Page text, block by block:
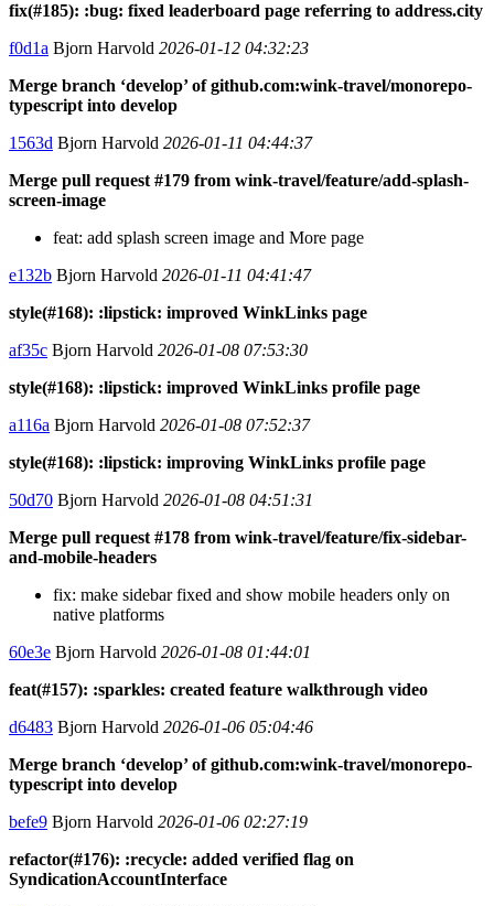
fix(#185): :bug: fixed leaderboard page referring to address.city
f0d1a Bjorn Harvold 2026-01-12 04:32:23
Merge branch ‘develop’ of github.com:wink-travel/monorepo-
typescript into develop
1563d Bjorn Harvold 2026-01-11 04:44:37
Merge pull request #179 from wink-travel/feature/add-splash-
screen-image
feat: add splash screen image and More page
e132b Bjorn Harvold 2026-01-11 04:41:47
style(#168): :lipstick: improved WinkLinks page
af35c Bjorn Harvold 2026-01-08 07:53:30
style(#168): :lipstick: improved WinkLinks profile page
a116a Bjorn Harvold 2026-01-08 07:52:37
style(#168): :lipstick: improving WinkLinks profile page
50d70 Bjorn Harvold 2026-01-08 04:51:31
Merge pull request #178 from wink-travel/feature/fix-sidebar-
and-mobile-headers
fix: make sidebar fixed and show mobile headers only on
native platforms
60e3e Bjorn Harvold 2026-01-08 01:44:01
feat(#157): :sparkles: created feature walkthrough video
d6483 Bjorn Harvold 2026-01-06 05:04:46
Merge branch ‘develop’ of github.com:wink-travel/monorepo-
typescript into develop
befe9 Bjorn Harvold 2026-01-06 02:27:19
refactor(#176): :recycle: added verified flag on
SyndicationAccountInterface